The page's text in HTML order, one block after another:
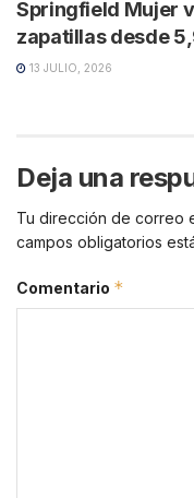
Springfield Mujer
zapatillas desde
13 JULIO, 2026
Deja una
Tu dirección de correo
campos obligatorios
Comentario *